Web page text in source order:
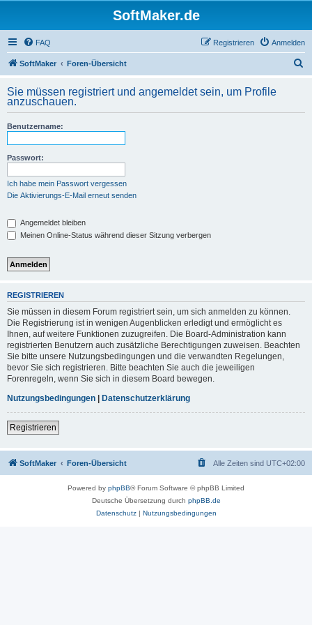
SoftMaker.de
FAQ Anmelden
Registrieren
SoftMaker Foren-Übersicht
h
Sie müssen registriert und angemeldet sein, um Profile
anzuschauen.
Benutzername:
Passwort:
Ich habe mein Passwort vergessen
Die Aktivierungs-E-Mail erneut senden
Angemeldet bleiben
Meinen Online-Status während dieser Sitzung verbergen
REGISTRIEREN
Sie müssen in diesem Forum registriert sein, um sich anmelden zu können.
Die Registrierung ist in wenigen Augenblicken erledigt und ermöglicht es
Ihnen, auf weitere Funktionen zuzugreifen. Die Board-Administration kann
registrierten Benutzern auch zusätzliche Berechtigungen zuweisen. Beachten
Sie bitte unsere Nutzungsbedingungen und die verwandten Regelungen,
bevor Sie sich registrieren. Bitte beachten Sie auch die jeweiligen
Forenregeln, wenn Sie sich in diesem Board bewegen.
Nutzungsbedingungen | Datenschutzerklärung
Registrieren
SoftMaker Foren-Übersicht Alle Zeiten sind UTC+02:00
Powered by phpBB® Forum Software © phpBB Limited
Deutsche Übersetzung durch phpBB.de
Datenschutz| Nutzungsbedingungen